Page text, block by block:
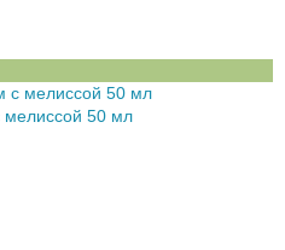
мелиссой 50 мл